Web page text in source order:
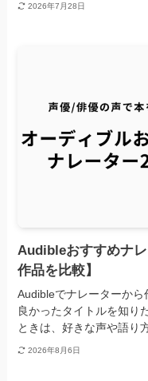
2026年7月28日
Audibleおすすめナ
作品を比較】
Audibleでナレーターか
良かったタイトルを知り
ときは、好きな声や語り
2026年8月6日